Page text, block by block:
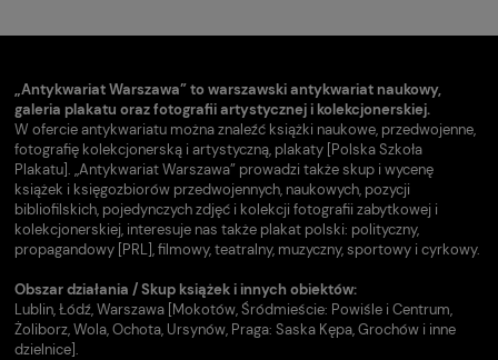
„Antykwariat Warszawa” to warszawski antykwariat naukowy,
galeria plakatu oraz fotografii artystycznej i kolekcjonerskiej.
W ofercie antykwariatu można znaleźć książki naukowe, przedwojenne,
fotografię kolekcjonerską i artystyczną, plakaty [Polska Szkoła
Plakatu]. „Antykwariat Warszawa” prowadzi także skup i wycenę
książek i księgozbiorów przedwojennych, naukowych, pozycji
bibliofilskich, pojedynczych zdjęć i kolekcji fotografii zabytkowej i
kolekcjonerskiej, interesuje nas także plakat polski: polityczny,
propagandowy [PRL], filmowy, teatralny, muzyczny, sportowy i cyrkowy.
Obszar działania / Skup książek i innych obiektów:
Lublin, Łódź, Warszawa [Mokotów, Śródmieście: Powiśle i Centrum,
Żoliborz, Wola, Ochota, Ursynów, Praga: Saska Kępa, Grochów i inne
dzielnice].